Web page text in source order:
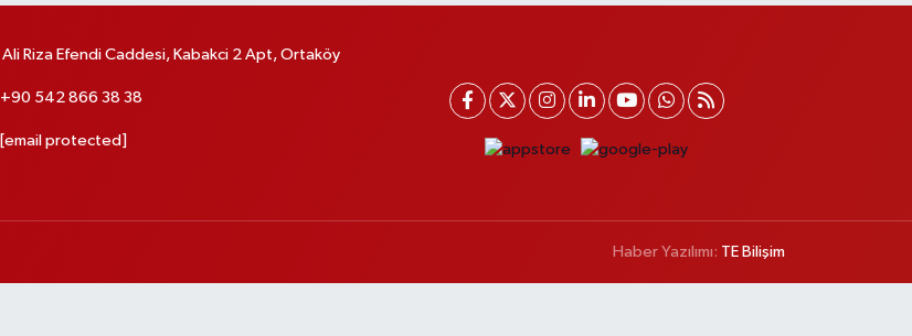
Ali Riza Efendi Caddesi, Kabakci 2 Apt, Ortaköy
+90 542 866 38 38
[email protected]
Haber Yazılımı: TE Bilişim